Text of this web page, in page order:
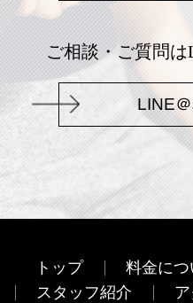
ご相談・ご質問
LINE
トップ 料金につ
スタッフ紹介